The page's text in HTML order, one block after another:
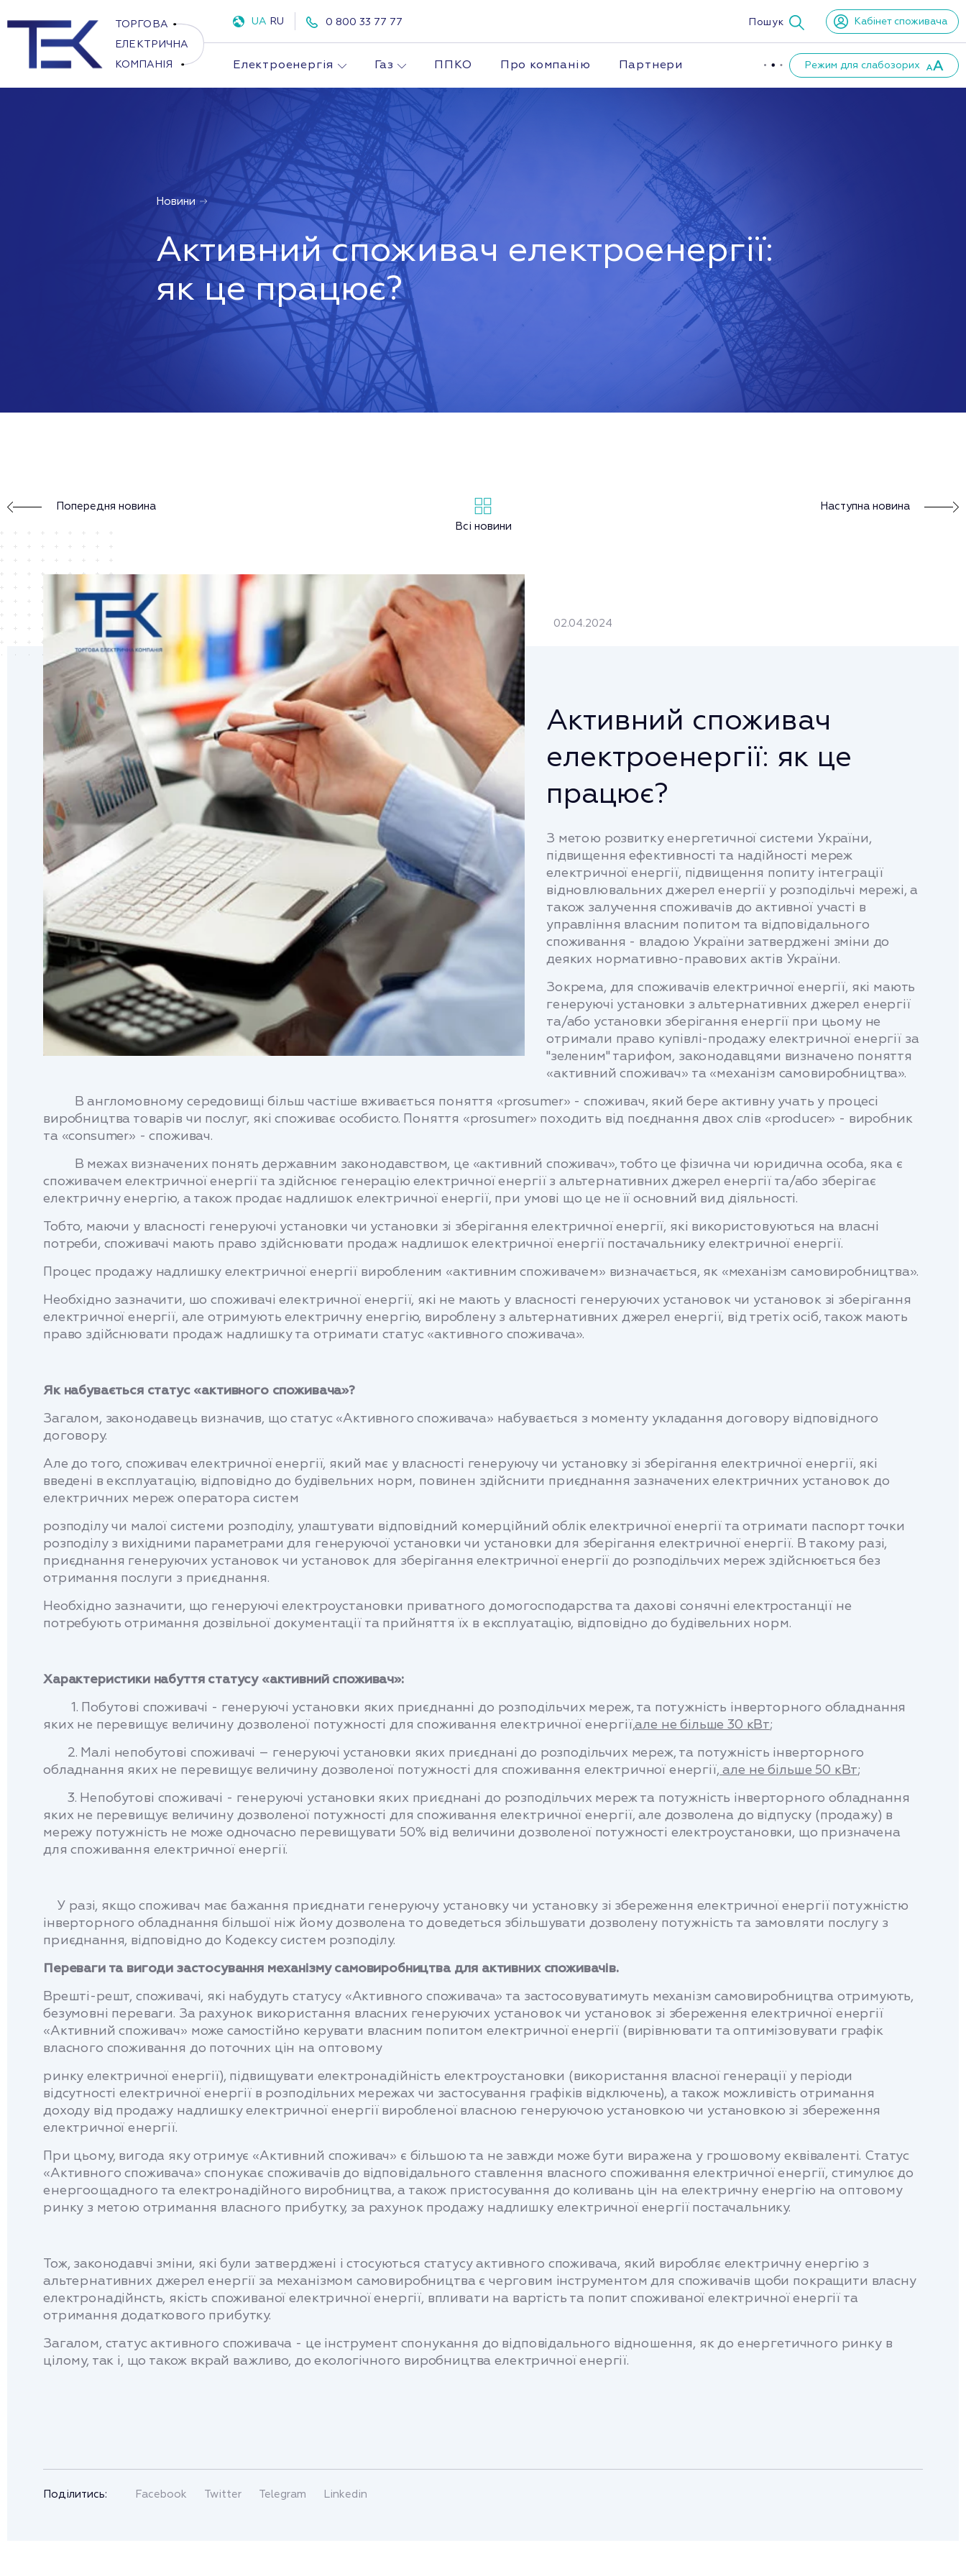
UA RU 0 800 33 77 77 Пошук Кабінет споживача
Електроенергія Газ ППКО Про компанію Партнери Режим для слабозорих
Новини
Активний споживач електроенергії:
як це працює?
Попередня новина
Всі новини
Наступна новина
02.04.2024
Активний споживач
електроенергії: як це
працює?
З метою розвитку енергетичної системи України,
підвищення ефективності та надійності мереж
електричної енергії, підвищення попиту інтеграції
відновлювальних джерел енергії у розподільчі мережі, а
також залучення споживачів до активної участі в
управління власним попитом та відповідального
споживання - владою України затверджені зміни до
деяких нормативно-правових актів України.
Зокрема, для споживачів електричної енергії, які мають
генеруючі установки з альтернативних джерел енергії
та/або установки зберігання енергії при цьому не
отримали право купівлі-продажу електричної енергії за
"зеленим" тарифом, законодавцями визначено поняття
«активний споживач» та «механізм самовиробництва».
В англомовному середовищі більш частіше вживається поняття «prosumer» - споживач, який бере активну учать у процесі
виробництва товарів чи послуг, які споживає особисто. Поняття «prosumer» походить від поєднання двох слів «producer» - виробник
та «consumer» - споживач.
В межах визначених понять державним законодавством, це «активний споживач», тобто це фізична чи юридична особа, яка є
споживачем електричної енергії та здійснює генерацію електричної енергії з альтернативних джерел енергії та/або зберігає
електричну енергію, а також продає надлишок електричної енергії, при умові що це не її основний вид діяльності.
Тобто, маючи у власності генеруючі установки чи установки зі зберігання електричної енергії, які використовуються на власні
потреби, споживачі мають право здійснювати продаж надлишок електричної енергії постачальнику електричної енергії.
Процес продажу надлишку електричної енергії виробленим «активним споживачем» визначається, як «механізм самовиробництва».
Необхідно зазначити, шо споживачі електричної енергії, які не мають у власності генеруючих установок чи установок зі зберігання
електричної енергії, але отримують електричну енергію, вироблену з альтернативних джерел енергії, від третіх осіб, також мають
право здійснювати продаж надлишку та отримати статус «активного споживача».
Як набувається статус «активного споживача»?
Загалом, законодавець визначив, що статус «Активного споживача» набувається з моменту укладання договору відповідного
договору.
Але до того, споживач електричної енергії, який має у власності генеруючу чи установку зі зберігання електричної енергії, які
введені в експлуатацію, відповідно до будівельних норм, повинен здійснити приєднання зазначених електричних установок до
електричних мереж оператора систем
розподілу чи малої системи розподілу, улаштувати відповідний комерційний облік електричної енергії та отримати паспорт точки
розподілу з вихідними параметрами для генеруючої установки чи установки для зберігання електричної енергії. В такому разі,
приєднання генеруючих установок чи установок для зберігання електричної енергії до розподільчих мереж здійснюється без
отримання послуги з приєднання.
Необхідно зазначити, що генеруючі електроустановки приватного домогосподарства та дахові сонячні електростанції не
потребують отримання дозвільної документації та прийняття їх в експлуатацію, відповідно до будівельних норм.
Характеристики набуття статусу «активний споживач»:
1. Побутові споживачі - генеруючі установки яких приєднанні до розподільчих мереж, та потужність інверторного обладнання
яких не перевищує величину дозволеної потужності для споживання електричної енергії,але не більше 30 кВт;
2. Малі непобутові споживачі – генеруючі установки яких приєднані до розподільчих мереж, та потужність інверторного
обладнання яких не перевищує величину дозволеної потужності для споживання електричної енергії, але не більше 50 кВт;
3. Непобутові споживачі - генеруючі установки яких приєднані до розподільчих мереж та потужність інверторного обладнання
яких не перевищує величину дозволеної потужності для споживання електричної енергії, але дозволена до відпуску (продажу) в
мережу потужність не може одночасно перевищувати 50% від величини дозволеної потужності електроустановки, що призначена
для споживання електричної енергії.
У разі, якщо споживач має бажання приєднати генеруючу установку чи установку зі збереження електричної енергії потужністю
інверторного обладнання більшої ніж йому дозволена то доведеться збільшувати дозволену потужність та замовляти послугу з
приєднання, відповідно до Кодексу систем розподілу.
Переваги та вигоди застосування механізму самовиробництва для активних споживачів.
Врешті-решт, споживачі, які набудуть статусу «Активного споживача» та застосовуватимуть механізм самовиробництва отримують,
безумовні переваги. За рахунок використання власних генеруючих установок чи установок зі збереження електричної енергії
«Активний споживач» може самостійно керувати власним попитом електричної енергії (вирівнювати та оптимізовувати графік
власного споживання до поточних цін на оптовому
ринку електричної енергії), підвищувати електронадійність електроустановки (використання власної генерації у періоди
відсутності електричної енергії в розподільних мережах чи застосування графіків відключень), а також можливість отримання
доходу від продажу надлишку електричної енергії виробленої власною генеруючою установкою чи установкою зі збереження
електричної енергії.
При цьому, вигода яку отримує «Активний споживач» є більшою та не завжди може бути виражена у грошовому еквіваленті. Статус
«Активного споживача» спонукає споживачів до відповідального ставлення власного споживання електричної енергії, стимулює до
енергоощадного та електронадійного виробництва, а також пристосування до коливань цін на електричну енергію на оптовому
ринку з метою отримання власного прибутку, за рахунок продажу надлишку електричної енергії постачальнику.
Тож, законодавчі зміни, які були затверджені і стосуються статусу активного споживача, який виробляє електричну енергію з
альтернативних джерел енергії за механізмом самовиробництва є черговим інструментом для споживачів щоби покращити власну
електронадійнсть, якість споживаної електричної енергії, впливати на вартість та попит споживаної електричної енергії та
отримання додаткового прибутку.
Загалом, статус активного споживача - це інструмент спонукання до відповідального відношення, як до енергетичного ринку в
цілому, так і, що також вкрай важливо, до екологічного виробництва електричної енергії.
Поділитись: Facebook Twitter Telegram Linkedin